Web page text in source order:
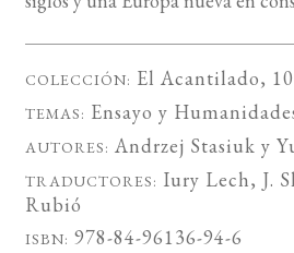
COLECCIÓN: El Acantilado,
TEMAS: Ensayo y
AUTORES: Andrzej Stasiuk y
TRADUCTORES: Iury Lech, J.
Rubió
ISBN: 978-84-96136-94-6